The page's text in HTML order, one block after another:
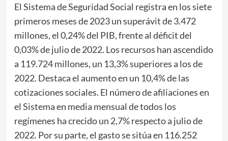
El Sistema de Seguridad Social registra en los siete
primeros meses de 2023 un superávit de 3.472
millones, el 0,24% del PIB, frente al déficit del
0,03% de julio de 2022. Los recursos han ascendido
a 119.724 millones, un 13,3% superiores a los de
2022. Destaca el aumento en un 10,4% de las
cotizaciones sociales. El número de afiliaciones en
el Sistema en media mensual de todos los
regímenes ha crecido un 2,7% respecto a julio de
2022. Por su parte, el gasto se sitúa en 116.252